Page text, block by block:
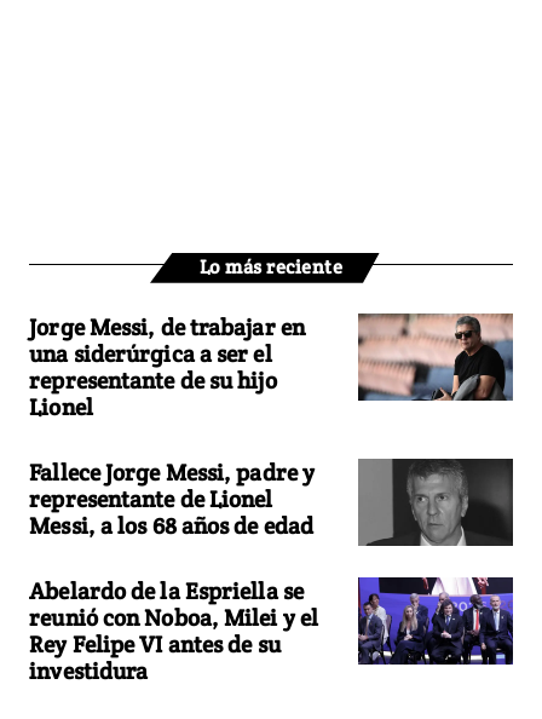
Lo más reciente
Jorge Messi, de trabajar en
una siderúrgica a ser el
representante de su hijo
Lionel
Fallece Jorge Messi, padre y
representante de Lionel
Messi, a los 68 años de edad
Abelardo de la Espriella se
reunió con Noboa, Milei y el
Rey Felipe VI antes de su
investidura